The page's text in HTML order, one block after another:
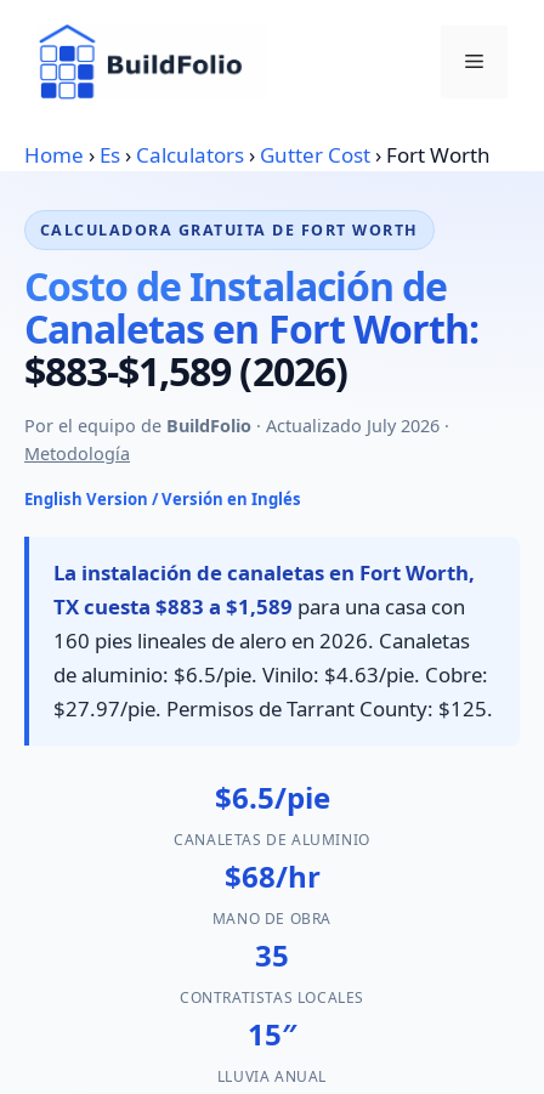
content
Menu
Home › Es› Calculators› Gutter Cost› Fort Worth
CALCULADORA GRATUITA DE FORT WORTH
Costo de Instalación de
Canaletas en Fort Worth:
$883-$1,589 (2026)
Por el equipo de BuildFolio · Actualizado July 2026 ·
Metodología
English Version / Versión en Inglés
La instalación de canaletas en Fort Worth,
TX cuesta $883 a $1,589 para una casa con
160 pies lineales de alero en 2026. Canaletas
de aluminio: $6.5/pie. Vinilo: $4.63/pie. Cobre:
$27.97/pie. Permisos de Tarrant County: $125.
$6.5/pie
CANALETAS DE ALUMINIO
$68/hr
MANO DE OBRA
35
CONTRATISTAS LOCALES
15″
LLUVIA ANUAL